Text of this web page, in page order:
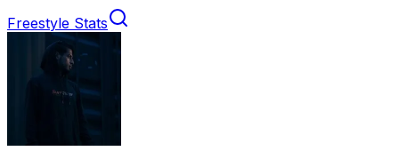
Freestyle Stats